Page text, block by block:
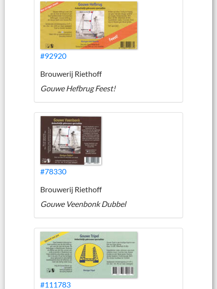
#92920
Brouwerij Riethoff
Gouwe Hefbrug Feest!
#78330
Brouwerij Riethoff
Gouwe Veenbonk Dubbel
#111783